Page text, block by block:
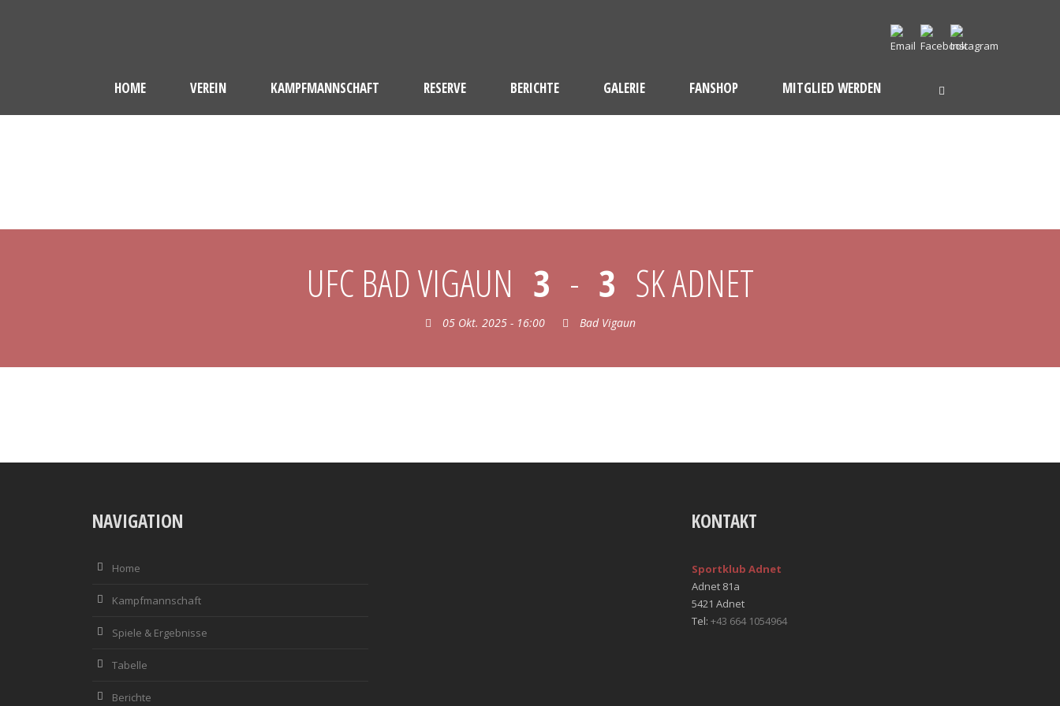
HOME VEREIN KAMPFMANNSCHAFT RESERVE BERICHTE GALERIE FANSHOP MITGLIED WERDEN
UFC BAD VIGAUN 3 - 3 SK ADNET
05 Okt. 2025 - 16:00 Bad Vigaun
NAVIGATION
Home
Kampfmannschaft
Spiele & Ergebnisse
Tabelle
Berichte
KONTAKT
Sportklub Adnet
Adnet 81a
5421 Adnet
Tel: +43 664 1054964